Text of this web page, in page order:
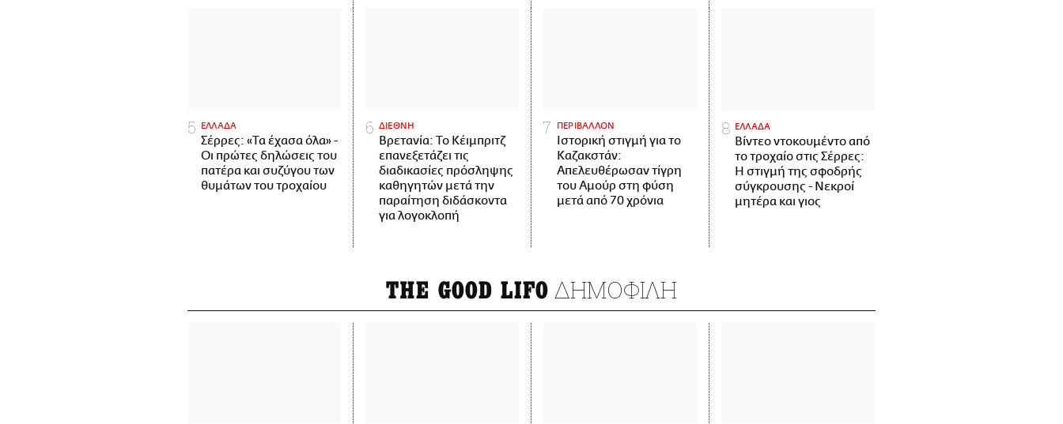
ΕΛΛΑΔΑ
Σέρρες: «Τα έχασα όλα» -
Οι πρώτες δηλώσεις του
πατέρα και συζύγου των
θυμάτων του τροχαίου
ΔΙΕΘΝΗ
Βρετανία: Το Κέιμπριτζ
επανεξετάζει τις
διαδικασίες πρόσληψης
καθηγητών μετά την
παραίτηση διδάσκοντα
για λογοκλοπή
ΠΕΡΙΒΑΛΛΟΝ
Ιστορική στιγμή για το
Καζακστάν:
Απελευθέρωσαν τίγρη
του Αμούρ στη φύση
μετά από 70 χρόνια
ΕΛΛΑΔΑ
Βίντεο ντοκουμέντο από
το τροχαίο στις Σέρρες:
Η στιγμή της σφοδρής
σύγκρουσης - Νεκροί
μητέρα και γιος
THE GOOD LIFO ΔΗΜΟΦΙΛΗ